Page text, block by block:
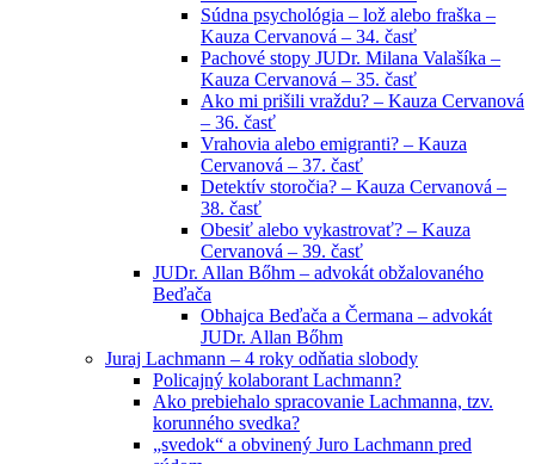
Súdna psychológia – lož alebo fraška –
Kauza Cervanová – 34. časť
Pachové stopy JUDr. Milana Valašíka –
Kauza Cervanová – 35. časť
Ako mi prišili vraždu? – Kauza Cervanová
– 36. časť
Vrahovia alebo emigranti? – Kauza
Cervanová – 37. časť
Detektív storočia? – Kauza Cervanová –
38. časť
Obesiť alebo vykastrovať? – Kauza
Cervanová – 39. časť
JUDr. Allan Bőhm – advokát obžalovaného
Beďača
Obhajca Beďača a Čermana – advokát
JUDr. Allan Bőhm
Juraj Lachmann – 4 roky odňatia slobody
Policajný kolaborant Lachmann?
Ako prebiehalo spracovanie Lachmanna, tzv.
korunného svedka?
„svedok“ a obvinený Juro Lachmann pred